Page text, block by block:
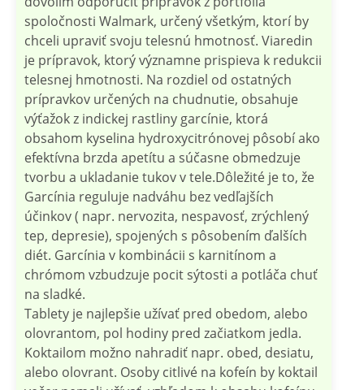
spoločnosti Walmark, určený všetkým, ktorí by
chceli upraviť svoju telesnú hmotnosť. Viaredin
je prípravok, ktorý významne prispieva k redukcii
telesnej hmotnosti. Na rozdiel od ostatných
prípravkov určených na chudnutie, obsahuje
výťažok z indickej rastliny garcínie, ktorá
obsahom kyselina hydroxycitrónovej pôsobí ako
efektívna brzda apetítu a súčasne obmedzuje
tvorbu a ukladanie tukov v tele.Dôležité je to, že
Garcínia reguluje nadváhu bez vedľajších
účinkov ( napr. nervozita, nespavosť, zrýchlený
tep, depresie), spojených s pôsobením ďalších
diét. Garcínia v kombinácii s karnitínom a
chrómom vzbudzuje pocit sýtosti a potláča chuť
na sladké.
Tablety je najlepšie užívať pred obedom, alebo
olovrantom, pol hodiny pred začiatkom jedla.
Koktailom možno nahradiť napr. obed, desiatu,
alebo olovrant. Osoby citlivé na kofeín by koktail